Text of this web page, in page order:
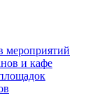
мероприятий
и кафе